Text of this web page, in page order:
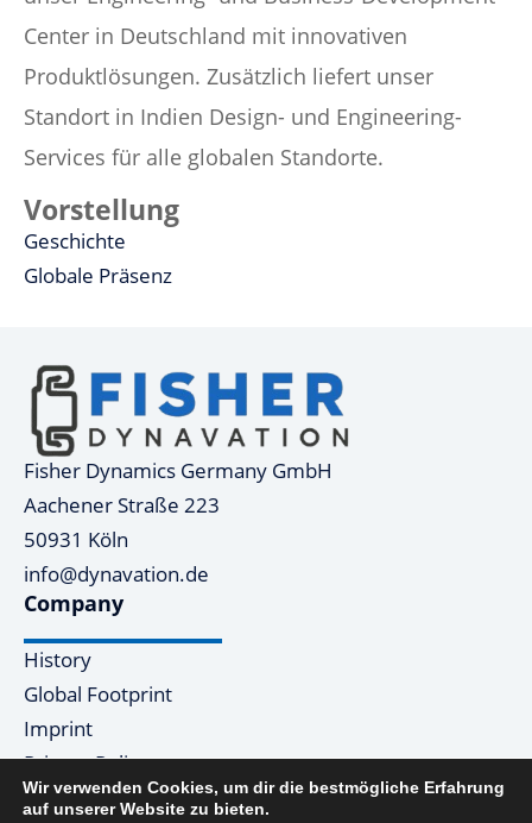
Vorstellung
Geschichte
Globale Präsenz
Center in Deutschland mit innovativen
Produktlösungen. Zusätzlich liefert unser
Standort in Indien Design- und Engineering-
Services für alle globalen Standorte.
Fisher Dynamics Germany GmbH
Aachener Straße 223
50931 Köln
info@dynavation.de
Company
History
Global Footprint
Imprint
Privacy Policy
Products
Wir verwenden Cookies, um dir die bestmögliche Erfahrung
auf unserer Website zu bieten.